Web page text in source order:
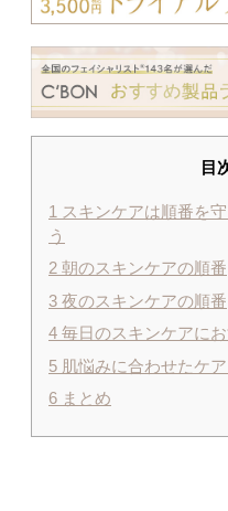
目
1 スキンケアは順番を
う
2 朝のスキンケアの順番
3 夜のスキンケアの順番
4 毎日のスキンケアに
5 肌悩みに合わせたケ
6 まとめ